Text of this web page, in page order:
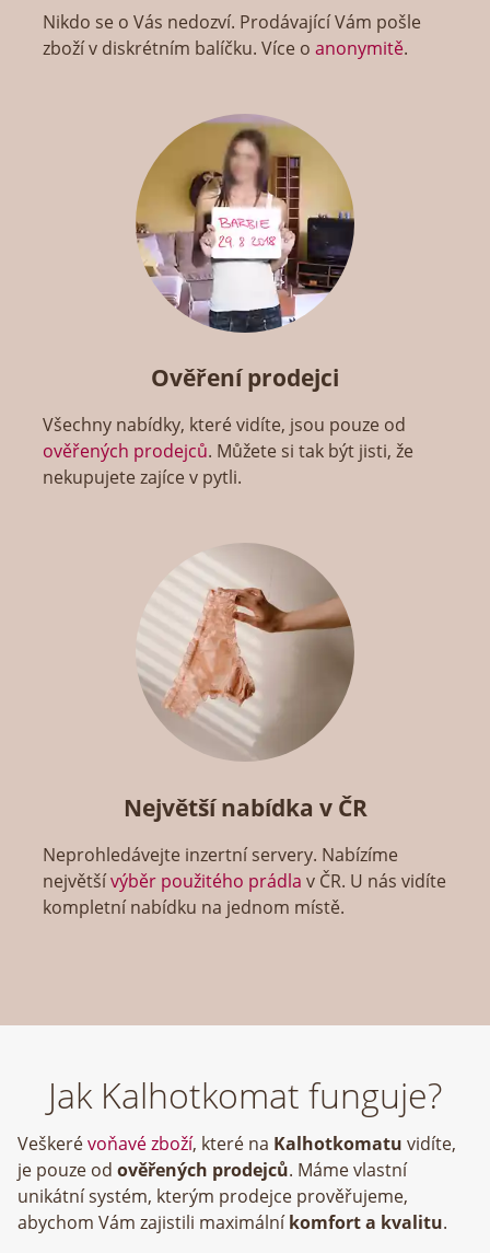
Nikdo se o Vás nedozví. Prodávající Vám pošle
zboží v diskrétním balíčku. Více oanonymitě.
Ověření prodejci
Všechny nabídky, které vidíte, jsou pouze od
ověřených prodejců. Můžete si tak být jisti, že
nekupujete zajíce v pytli.
Největší nabídka v ČR
Neprohledávejte inzertní servery. Nabízíme
největšívýběr použitého prádla v ČR. U nás vidíte
kompletní nabídku na jednom místě.
Jak Kalhotkomat funguje?
Veškerévoňavé zboží, které na Kalhotkomatu vidíte,
je pouze od ověřených prodejců. Máme vlastní
unikátní systém, kterým prodejce prověřujeme,
abychom Vám zajistili maximálníkomfort a kvalitu.